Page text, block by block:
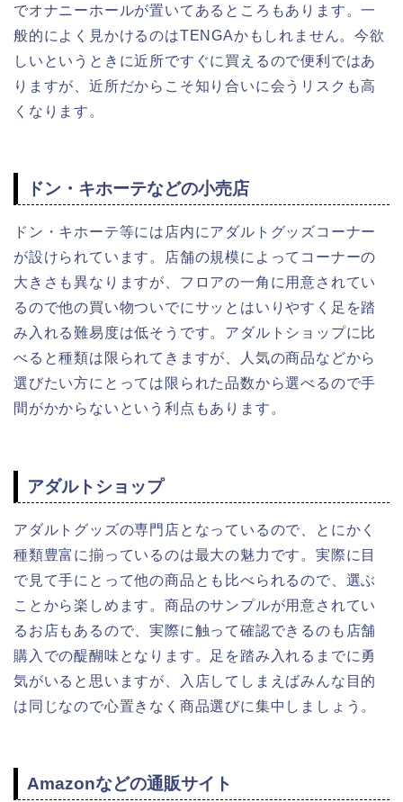
でオナニーホールが置いてあるところもあります。一
般的によく見かけるのはTENGAかもしれません。今欲
しいというときに近所ですぐに買えるので便利ではあ
りますが、近所だからこそ知り合いに会うリスクも高
くなります。
ドン・キホーテなどの小売店
ドン・キホーテ等には店内にアダルトグッズコーナー
が設けられています。店舗の規模によってコーナーの
大きさも異なりますが、フロアの一角に用意されてい
るので他の買い物ついでにサッとはいりやすく足を踏
み入れる難易度は低そうです。アダルトショップに比
べると種類は限られてきますが、人気の商品などから
選びたい方にとっては限られた品数から選べるので手
間がかからないという利点もあります。
アダルトショップ
アダルトグッズの専門店となっているので、とにかく
種類豊富に揃っているのは最大の魅力です。実際に目
で見て手にとって他の商品とも比べられるので、選ぶ
ことから楽しめます。商品のサンプルが用意されてい
るお店もあるので、実際に触って確認できるのも店舗
購入での醍醐味となります。足を踏み入れるまでに勇
気がいると思いますが、入店してしまえばみんな目的
は同じなので心置きなく商品選びに集中しましょう。
Amazonなどの通販サイト